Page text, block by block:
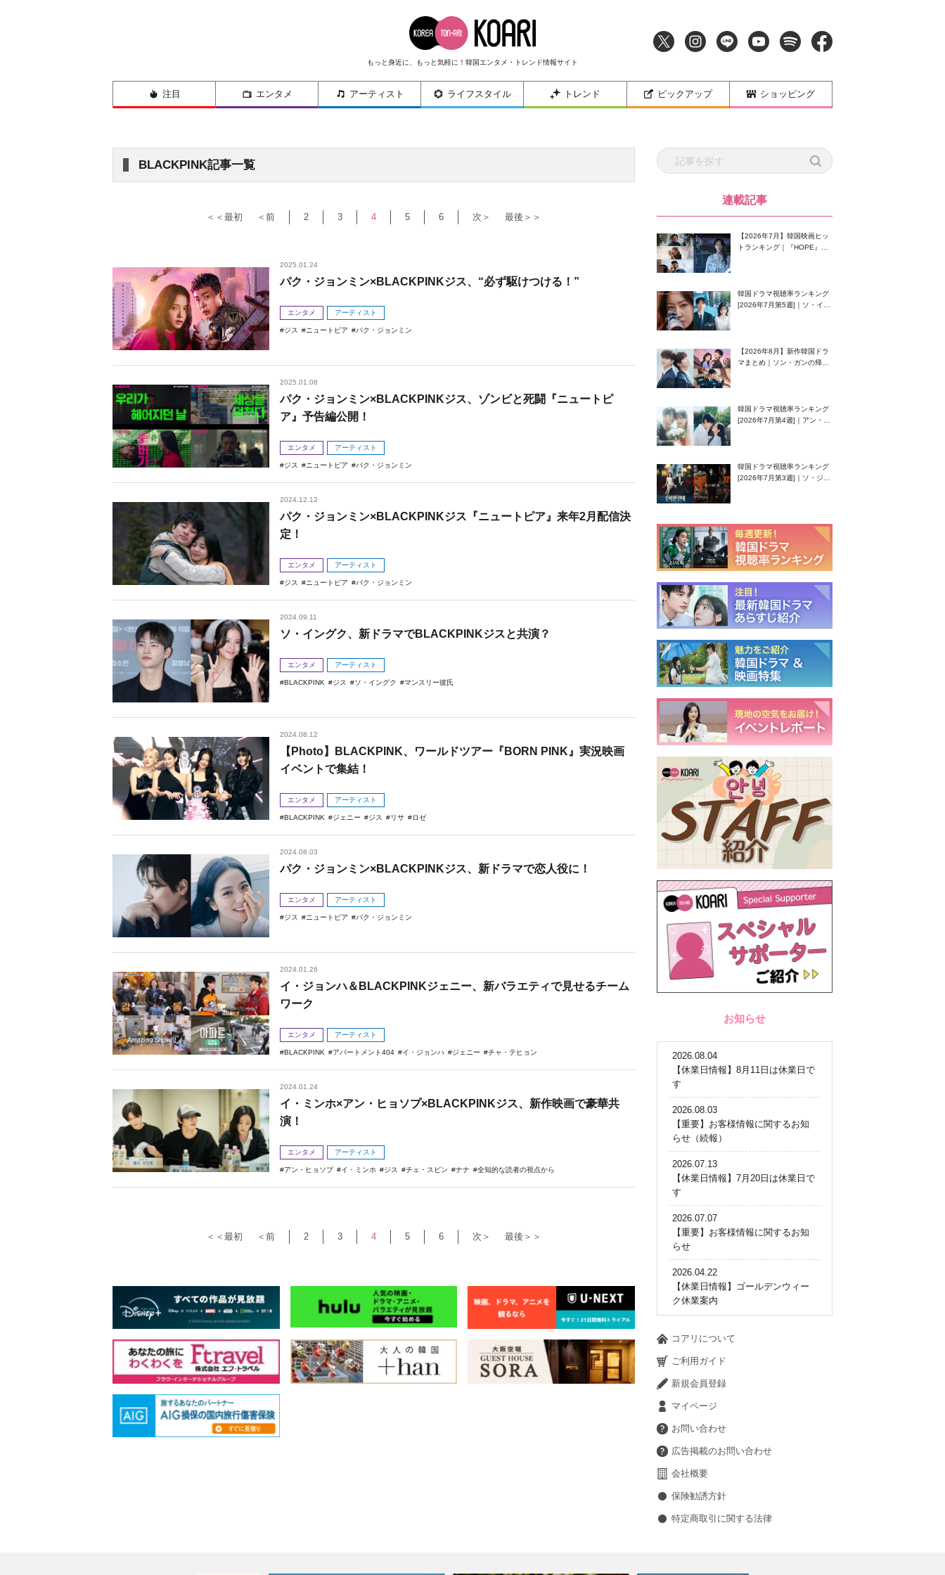
もっと身近に、もっと気軽に！韓国エンタメ・トレンド情報サイト
注目 エンタメ アーティスト ライフスタイル トレンド ピックアップ ショッピング
BLACKPINK記事一覧
＜＜最初 ＜前 2 3 4 5 6 次＞ 最後＞＞
2025.01.24
パク・ジョンミン×BLACKPINKジス、“必ず駆けつける！”
エンタメ アーティスト
ジス ニュートピア パク・ジョンミン
2025.01.08
パク・ジョンミン×BLACKPINKジス、ゾンビと死闘『ニュートピ
ア』予告編公開！
エンタメ アーティスト
ジス ニュートピア パク・ジョンミン
2024.12.12
パク・ジョンミン×BLACKPINKジス『ニュートピア』来年2月配信決
定！
エンタメ アーティスト
ジス ニュートピア パク・ジョンミン
2024.09.11
ソ・イングク、新ドラマでBLACKPINKジスと共演？
エンタメ アーティスト
BLACKPINK ジス ソ・イングク マンスリー彼氏
2024.08.12
【Photo】BLACKPINK、ワールドツアー『BORN PINK』実況映画
イベントで集結！
エンタメ アーティスト
BLACKPINK ジェニー ジス リサ ロゼ
2024.08.03
パク・ジョンミン×BLACKPINKジス、新ドラマで恋人役に！
エンタメ アーティスト
ジス ニュートピア パク・ジョンミン
2024.01.26
イ・ジョンハ＆BLACKPINKジェニー、新バラエティで見せるチーム
ワーク
エンタメ アーティスト
BLACKPINK アパートメント404 イ・ジョンハ ジェニー チャ・テヒョン
2024.01.24
イ・ミンホ×アン・ヒョソプ×BLACKPINKジス、新作映画で豪華共
演！
エンタメ アーティスト
アン・ヒョソプ イ・ミンホ ジス チェ・スビン ナナ 全知的な読者の視点から
＜＜最初 ＜前 2 3 4 5 6 次＞ 最後＞＞
連載記事
【2026年7月】韓国映画ヒッ
トランキング｜『HOPE』が
韓国ドラマ視聴率ランキング
[2026年7月第5週]｜ソ・イン
【2026年8月】新作韓国ドラ
マまとめ｜ソン・ガンの帰
韓国ドラマ視聴率ランキング
[2026年7月第4週]｜アン・ヒ
韓国ドラマ視聴率ランキング
[2026年7月第3週]｜ソ・ジソ
お知らせ
2026.08.04
【休業日情報】8月11日は休業日で
す
2026.08.03
【重要】お客様情報に関するお知
らせ（続報）
2026.07.13
【休業日情報】7月20日は休業日で
す
2026.07.07
【重要】お客様情報に関するお知
らせ
2026.04.22
【休業日情報】ゴールデンウィー
ク休業案内
コアリについて
ご利用ガイド
新規会員登録
マイページ
お問い合わせ
広告掲載のお問い合わせ
会社概要
保険勧誘方針
特定商取引に関する法律